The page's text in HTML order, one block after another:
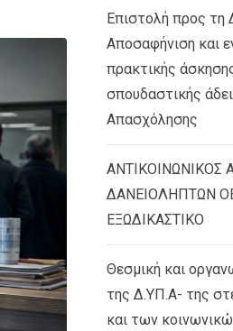
Επιστολή προς τη
Αποσαφήνιση και
πρακτικής
σπουδαστικής
Απασχόλησης
ΑΝΤΙΚΟΙΝΩΝΙΚΟΣ
ΔΑΝΕΙΟΛΗΠΤΩΝ
ΕΞΩΔΙΚΑΣΤΙΚΟ
Θεσμική και
της Δ.ΥΠ.Α- της
και των